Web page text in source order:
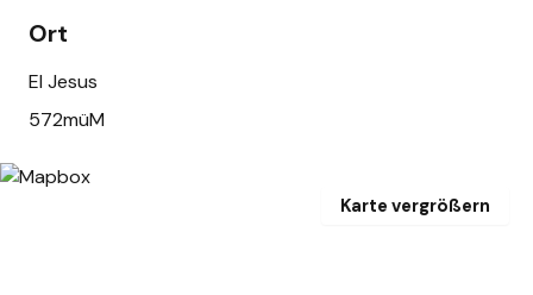
Ort
El Jesus
572müM
Karte vergrößern